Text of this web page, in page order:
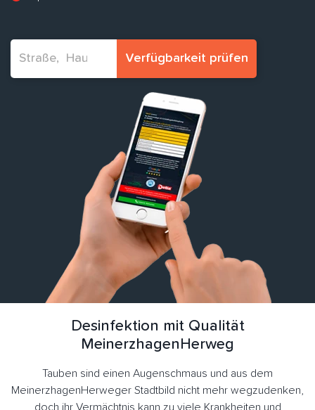
Verfügbarkeit prüfen
Desinfektion mit Qualität
MeinerzhagenHerweg
Tauben sind einen Augenschmaus und aus dem
MeinerzhagenHerweger Stadtbild nicht mehr wegzudenken,
doch ihr Vermächtnis kann zu viele Krankheiten und